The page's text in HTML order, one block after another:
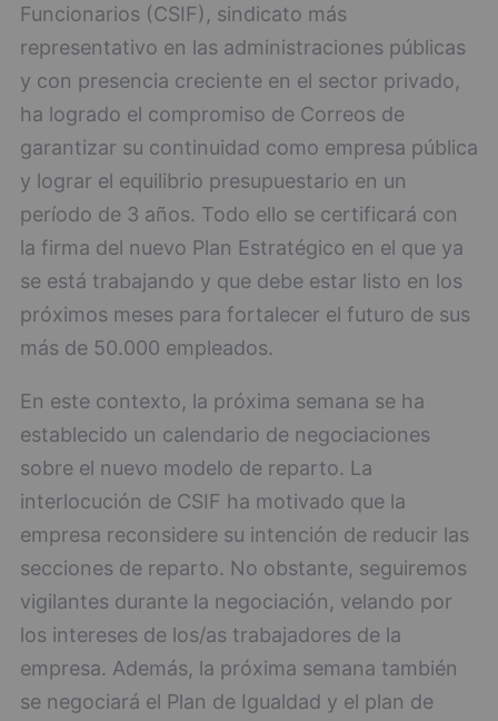
Funcionarios (CSIF), sindicato más
representativo en las administraciones públicas
y con presencia creciente en el sector privado,
ha logrado el compromiso de Correos de
garantizar su continuidad como empresa pública
y lograr el equilibrio presupuestario en un
período de 3 años. Todo ello se certificará con
la firma del nuevo Plan Estratégico en el que ya
se está trabajando y que debe estar listo en los
próximos meses para fortalecer el futuro de sus
más de 50.000 empleados.
En este contexto, la próxima semana se ha
establecido un calendario de negociaciones
sobre el nuevo modelo de reparto. La
interlocución de CSIF ha motivado que la
empresa reconsidere su intención de reducir las
secciones de reparto. No obstante, seguiremos
vigilantes durante la negociación, velando por
los intereses de los/as trabajadores de la
empresa. Además, la próxima semana también
se negociará el Plan de Igualdad y el plan de